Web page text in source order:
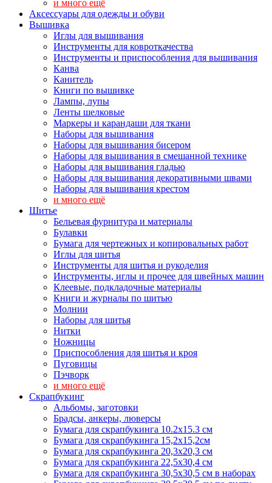
и много ещё
Аксессуары для одежды и обуви
Вышивка
Иглы для вышивания
Инструменты для ковроткачества
Инструменты и приспособления для вышивания
Канва
Канитель
Книги по вышивке
Лампы, лупы
Ленты шелковые
Маркеры и карандаши для ткани
Наборы для вышивания
Наборы для вышивания бисером
Наборы для вышивания в смешанной технике
Наборы для вышивания гладью
Наборы для вышивания декоративными швами
Наборы для вышивания крестом
и много ещё
Шитье
Бельевая фурнитура и материалы
Булавки
Бумага для чертежных и копировальных работ
Иглы для шитья
Инструменты для шитья и рукоделия
Инструменты, иглы и прочее для швейных машин
Клеевые, подкладочные материалы
Книги и журналы по шитью
Молнии
Наборы для шитья
Нитки
Ножницы
Приспособления для шитья и кроя
Пуговицы
Пэчворк
и много ещё
Скрапбукинг
Альбомы, заготовки
Брадсы, анкеры, люверсы
Бумага для скрапбукинга 10.2х15.3 см
Бумага для скрапбукинга 15,2х15,2см
Бумага для скрапбукинга 20,3х20,3 см
Бумага для скрапбукинга 22,5х30,4 см
Бумага для скрапбукинга 30,5х30,5 см в наборах